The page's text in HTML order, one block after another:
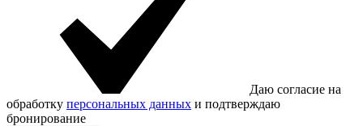
Даю согласие на
обработку персональных данных и подтверждаю
бронирование